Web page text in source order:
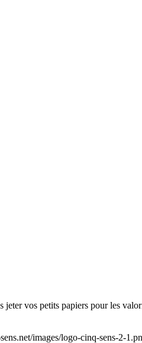
vos petits papiers pour les
images/logo-cinq-sens-2-